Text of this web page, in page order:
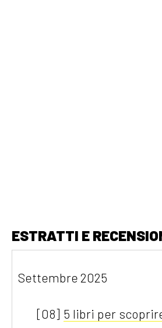
ESTRATTI E
Settembre 2025
[08] 5 libri per